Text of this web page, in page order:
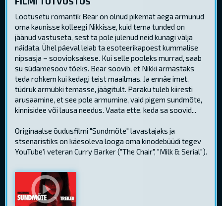
Lootusetu romantik Bear on olnud pikemat aega armunud
oma kaunisse kolleegi Nikkisse, kuid tema tunded on
jäänud vastuseta, sest ta pole julenud neid kunagi välja
näidata. Ühel päeval leiab ta esoteerikapoest kummalise
nipsasja – soovioksakese. Kui selle pooleks murrad, saab
su südamesoov tõeks. Bear soovib, et Nikki armastaks
teda rohkem kui kedagi teist maailmas. Ja ennäe imet,
tüdruk armubki temasse, jäägitult. Paraku tuleb kiiresti
arusaamine, et see pole armumine, vaid pigem sundmõte,
kinnisidee või lausa needus. Vaata ette, keda sa soovid...
Originaalse õudusfilmi "Sundmõte" lavastajaks ja
stsenaristiks on käesoleva looga oma kinodebüüdi tegev
YouTube'i veteran Curry Barker ("The Chair", "Milk & Serial").